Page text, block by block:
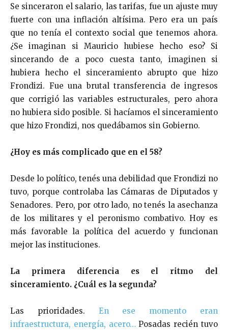
Se sinceraron el salario, las tarifas, fue un ajuste muy
fuerte con una inflación altísima. Pero era un país
que no tenía el contexto social que tenemos ahora.
¿Se imaginan si Mauricio hubiese hecho eso? Si
sincerando de a poco cuesta tanto, imaginen si
hubiera hecho el sinceramiento abrupto que hizo
Frondizi. Fue una brutal transferencia de ingresos
que corrigió las variables estructurales, pero ahora
no hubiera sido posible. Si hacíamos el sinceramiento
que hizo Frondizi, nos quedábamos sin Gobierno.
¿Hoy es más complicado que en el 58?
Desde lo político, tenés una debilidad que Frondizi no
tuvo, porque controlaba las Cámaras de Diputados y
Senadores. Pero, por otro lado, no tenés la asechanza
de los militares y el peronismo combativo. Hoy es
más favorable la política del acuerdo y funcionan
mejor las instituciones.
La primera diferencia es el ritmo del
sinceramiento. ¿Cuál es la segunda?
Las prioridades. En ese momento eran
infraestructura, energía, acero…Posadas recién tuvo